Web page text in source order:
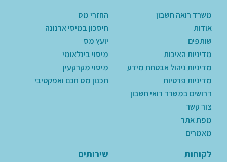
משרד רואה חשבון
אודות
שותפים
מדיניות האיכות
מדיניות ניהול אבטחת מידע
מדיניות פרטיות
דרושים במשרד רואי חשבון
צור קשר
מפת אתר
מאמרים
החזרי מס
חיסכון במיסי ארנונה
יועץ מס
מיסוי בינלאומי
מיסוי מקרקעין
תכנון מס חכם ואפקטיבי
לקוחות שירותים